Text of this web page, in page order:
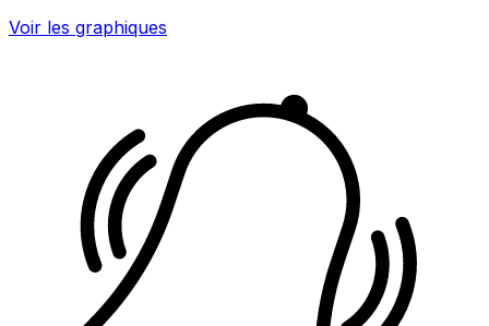
Voir les graphiques